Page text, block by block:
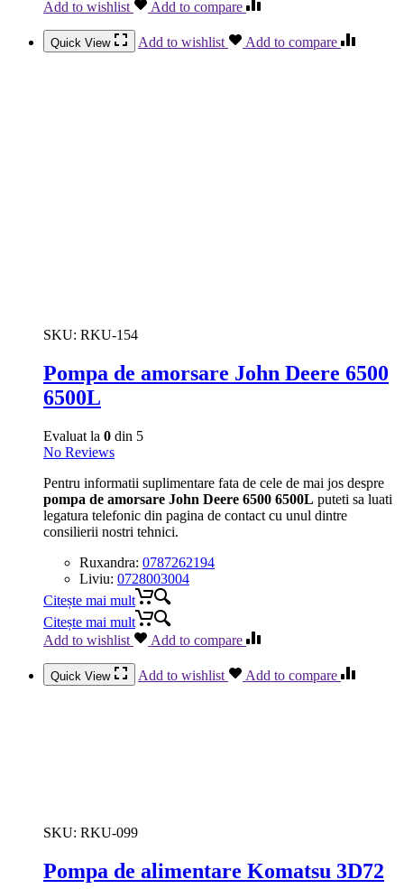
Add to wishlist Add to compare
Quick View Add to wishlist Add to compare
SKU: RKU-154
Pompa de amorsare John Deere 6500
6500L
Evaluat la 0 din 5
No Reviews
Pentru informatii suplimentare fata de cele de mai jos despre
pompa de amorsare John Deere 6500 6500L puteti sa luati
legatura telefonic din pagina de contact cu unul dintre
consilierii nostri tehnici.
Ruxandra: 0787262194
Liviu: 0728003004
Citește mai mult
Citește mai mult
Add to wishlist
Add to compare
Quick View Add to wishlist Add to compare
SKU: RKU-099
Pompa de alimentare Komatsu 3D72